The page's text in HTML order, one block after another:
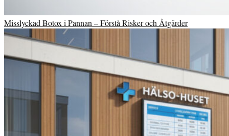
Misslyckad Botox i Pannan – Förstå Risker och Åtgärder